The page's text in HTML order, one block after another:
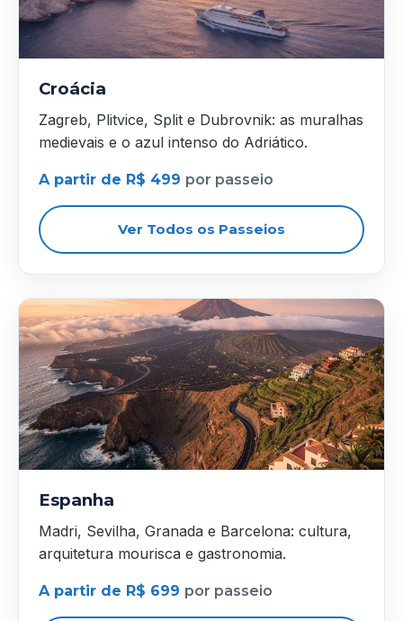
Croácia
Zagreb, Plitvice, Split e Dubrovnik: as muralhas
medievais e o azul intenso do Adriático.
A partir de R$ 499 por passeio
Ver Todos os Passeios
Espanha
Madri, Sevilha, Granada e Barcelona: cultura,
arquitetura mourisca e gastronomia.
A partir de R$ 699 por passeio